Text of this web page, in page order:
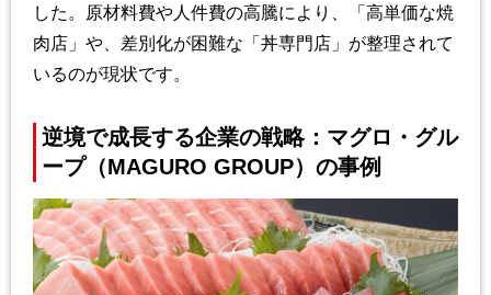
した。原材料費や人件費の高騰により、「高単価な焼
肉店」や、差別化が困難な「丼専門店」が整理されて
いるのが現状です。
逆境で成長する企業の戦略：マグロ・グル
ープ（MAGURO GROUP）の事例